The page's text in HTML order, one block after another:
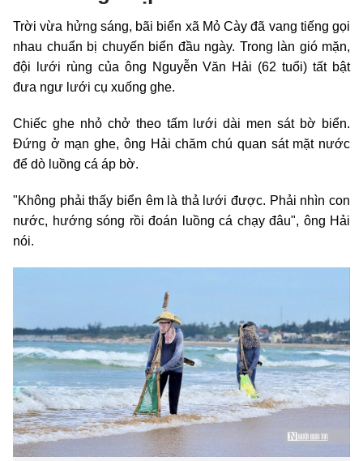
Trời vừa hửng sáng, bãi biển xã Mỏ Cày đã vang tiếng gọi
nhau chuẩn bị chuyến biển đầu ngày. Trong làn gió mặn,
đội lưới rùng của ông Nguyễn Văn Hải (62 tuổi) tất bật
đưa ngư lưới cụ xuống ghe.
Chiếc ghe nhỏ chở theo tấm lưới dài men sát bờ biển.
Đứng ở mạn ghe, ông Hải chăm chú quan sát mặt nước
để dò luồng cá áp bờ.
"Không phải thấy biển êm là thả lưới được. Phải nhìn con
nước, hướng sóng rồi đoán luồng cá chạy đâu", ông Hải
nói.